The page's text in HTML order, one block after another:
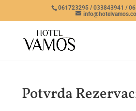
061723295 / 033843941 /
Potvrda